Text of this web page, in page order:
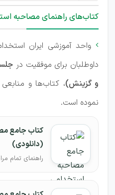
کتاب‌های راهنمای مصاحبه
 واحد آموزشی ایران
داوطلبان برای موفقیت در
و گزینش)، کتاب‌ها و منابعی
نموده است.
کتاب جامع
(دانلودی)
راهنمای تمام